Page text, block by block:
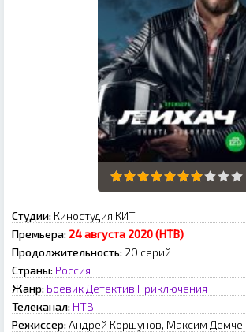
Студии: Киностудия КИТ
Премьера: 24 августа 2020 (НТВ)
Продолжительность: 20 серий
Страны: Россия
Жанр: Боевик Детектив Приключения
Телеканал: НТВ
Режиссер: Андрей Коршунов, Максим